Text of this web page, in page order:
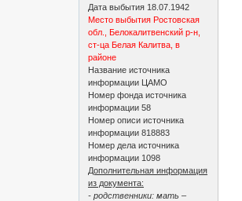
Дата выбытия 18.07.1942
Место выбытия Ростовская
обл., Белокалитвенский р-н,
ст-ца Белая Калитва, в
районе
Название источника
информации ЦАМО
Номер фонда источника
информации 58
Номер описи источника
информации 818883
Номер дела источника
информации 1098
Дополнительная информация
из документа:
- родственники: мать –